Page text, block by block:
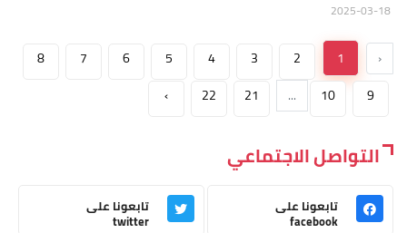
‹
1
2
3
4
5
6
7
8
9
10
...
21
22
›
التواصل الاجتماعي
تابعونا على
facebook
تابعونا على
twitter